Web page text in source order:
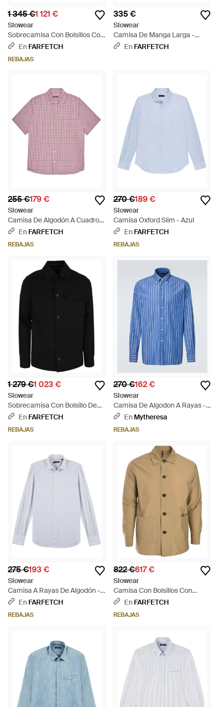
1 345 €1 121 €
Slowear
Sobrecamisa Con Bolsillos Con
Solapa - Azul
En FARFETCH
REBAJAS
335 €
Slowear
Camisa De Manga Larga -
Blanco
En FARFETCH
255 €179 €
Slowear
Camisa De Algodón A Cuadros
- Rosa
En FARFETCH
REBAJAS
270 €189 €
Slowear
Camisa Oxford Slim - Azul
En FARFETCH
REBAJAS
1 279 €1 023 €
Slowear
Sobrecamisa Con Bolsillo De
Parche - Negro
En FARFETCH
REBAJAS
270 €162 €
Slowear
Camisa De Algodon A Rayas -
AzulEn Mytheresa
REBAJAS
275 €193 €
Slowear
Camisa A Rayas De Algodón -
Blanco
En FARFETCH
REBAJAS
822 €617 €
Slowear
Camisa Con Bolsillos Con
Botones - Neutro
En FARFETCH
REBAJAS